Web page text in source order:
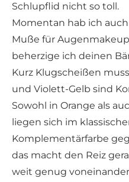
Schlupflid nicht so toll.
Momentan hab ich
Muße für
beherzige ich deinen
Kurz Klugscheißen
und Violett-Gelb sind
Sowohl in Orange als
liegen sich im
Komplementärfarbe
das macht den Reiz
weit genug